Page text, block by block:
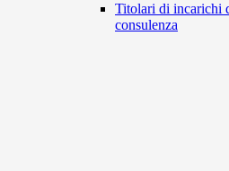
Titolari di incarichi
consulenza